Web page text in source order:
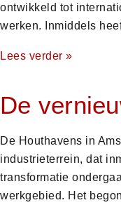
ontwikkeld tot
werken. Inmiddels
Lees verder »
De
De Houthavens in
industrieterrein, dat
transformatie
werkgebied. Het